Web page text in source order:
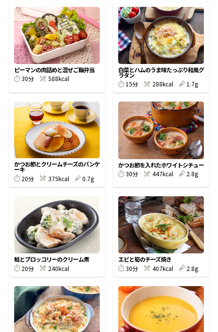
『踊り節』
鰹節屋の
だしパック
だし粉
商品情報一覧
おすすめサイト
新鮮一番
氷熟®︎
ピーマンの肉詰めと混ぜご飯弁当
30分
588kcal
白菜とハムのうま味たっぷり和風グ
ラタン
15分
288kcal 1.7g
かつお節とクリームチーズのパンケ
ーキ
20分
375kcal 0.7g
かつお節を入れたホワイトシチュー
30分
447kcal 2.8g
鮭とブロッコリーのクリーム煮
20分
240kcal
エビと筍のチーズ焼き
30分
407kcal 2.8g